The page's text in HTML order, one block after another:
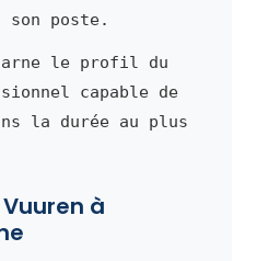
son poste.
le profil du
capable de
la durée au plus
à